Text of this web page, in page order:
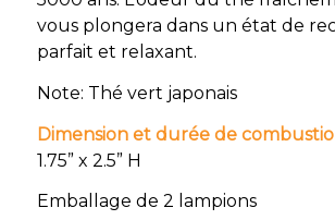
vous plongera dans un état de
parfait et relaxant.
Note: Thé vert japonais
Dimension et durée de
1.75” x 2.5” H
Emballage de 2 lampions